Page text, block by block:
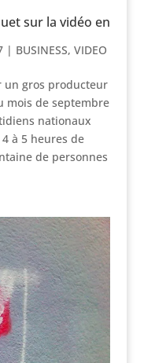
sur la vidéo en
| BUSINESS, VIDEO
un gros producteur
mois de septembre
nationaux
à 5 heures de
de personnes